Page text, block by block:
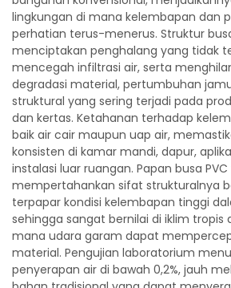
lingkungan di mana kelembapan dan
perhatian terus-menerus. Struktur
menciptakan penghalang yang tidak
mencegah infiltrasi air, serta
degradasi material, pertumbuhan
struktural yang sering terjadi pada
dan kertas. Ketahanan terhadap
baik air cair maupun uap air,
konsisten di kamar mandi, dapur,
instalasi luar ruangan. Papan busa PVC
mempertahankan sifat strukturalnya
terpapar kondisi kelembapan tinggi
sehingga sangat bernilai di iklim tropis
mana udara garam dapat
material. Pengujian laboratorium
penyerapan air di bawah 0,2%, jauh